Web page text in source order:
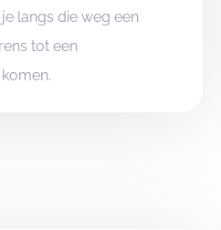
langs die weg een
tot een